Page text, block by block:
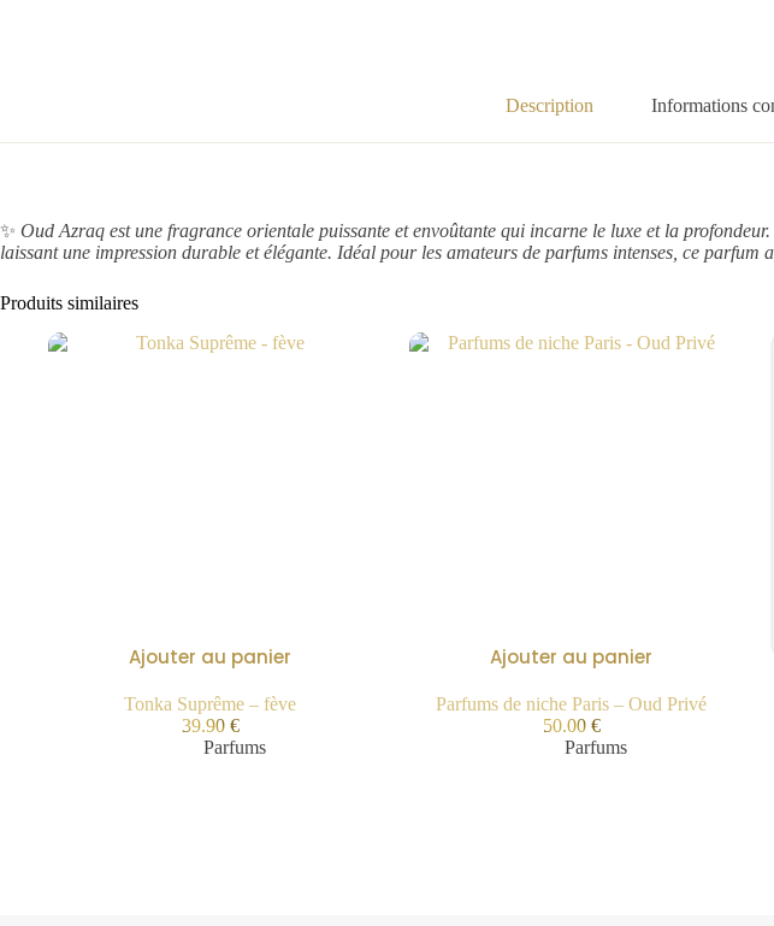
Description Informations
✨ Oud Azraq est une fragrance orientale puissante et envoûtante qui incarne le luxe et la
laissant une impression durable et élégante. Idéal pour les amateurs de parfums intenses, ce parfum
Produits similaires
Ajouter au panier
Tonka Suprême – fève
39.90 €
Parfums
Ajouter au panier
Parfums de niche Paris – Oud Privé
50.00 €
Parfums